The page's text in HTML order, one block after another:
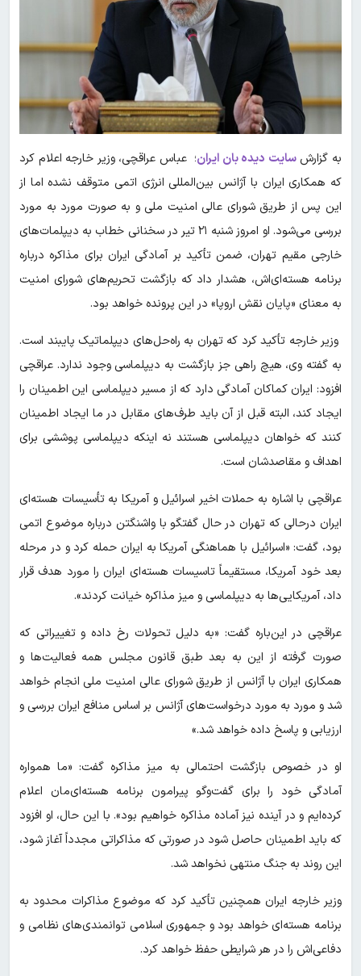
به گزارشسایت دیده بان ایران؛ عباس عراقچی، وزیر خارجه اعلام کرد
که همکاری ایران با آژانس بین‌المللی انرژی اتمی متوقف نشده اما از
این پس از طریق شورای عالی امنیت ملی و به صورت مورد به مورد
بررسی می‌شود. او امروز شنبه ۲۱ تیر در سخنانی خطاب به دیپلمات‌های
خارجی مقیم تهران، ضمن تأکید بر آمادگی ایران برای مذاکره درباره
برنامه هسته‌ای‌اش، هشدار داد که بازگشت تحریم‌های شورای امنیت
به معنای «پایان نقش اروپا» در این پرونده خواهد بود.
وزیر خارجه تأکید کرد که تهران به راه‌حل‌های دیپلماتیک پایبند است.
به گفته وی، هیچ راهی جز بازگشت به دیپلماسی وجود ندارد. عراقچی
افزود: ایران کماکان آمادگی دارد که از مسیر دیپلماسی این اطمینان را
ایجاد کند، البته قبل از آن باید طرف‌های مقابل در ما ایجاد اطمینان
کنند که خواهان دیپلماسی هستند نه اینکه دیپلماسی پوششی برای
اهداف و مقاصدشان است.
عراقچی با اشاره به حملات اخیر اسرائیل و آمریکا به تأسیسات هسته‌ای
ایران درحالی که تهران در حال گفتگو با واشنگتن درباره موضوع اتمی
بود، گفت: «اسرائیل با هماهنگی آمریکا به ایران حمله کرد و در مرحله
بعد خود آمریکا، مستقیماً تاسیسات هسته‌ای ایران را مورد هدف قرار
داد، آمریکایی‌ها به دیپلماسی و میز مذاکره خیانت کردند».
عراقچی در این‌باره گفت: «به دلیل تحولات رخ داده و تغییراتی که
صورت گرفته از این به بعد طبق قانون مجلس همه فعالیت‌ها و
همکاری ایران با آژانس از طریق شورای عالی امنیت ملی انجام خواهد
شد و مورد به مورد درخواست‌های آژانس بر اساس منافع ایران بررسی و
ارزیابی و پاسخ داده خواهد شد.»
او در خصوص بازگشت احتمالی به میز مذاکره گفت: «ما همواره
آمادگی خود را برای گفت‌وگو پیرامون برنامه هسته‌ای‌مان اعلام
کرده‌ایم و در آینده نیز آماده مذاکره خواهیم بود». با این حال، او افزود
که باید اطمینان حاصل شود در صورتی که مذاکراتی مجدداً آغاز شود،
این روند به جنگ منتهی نخواهد شد.
وزیر خارجه ایران همچنین تأکید کرد که موضوع مذاکرات محدود به
برنامه هسته‌ای خواهد بود و جمهوری اسلامی توانمندی‌های نظامی و
دفاعی‌اش را در هر شرایطی حفظ خواهد کرد.​​​​​​